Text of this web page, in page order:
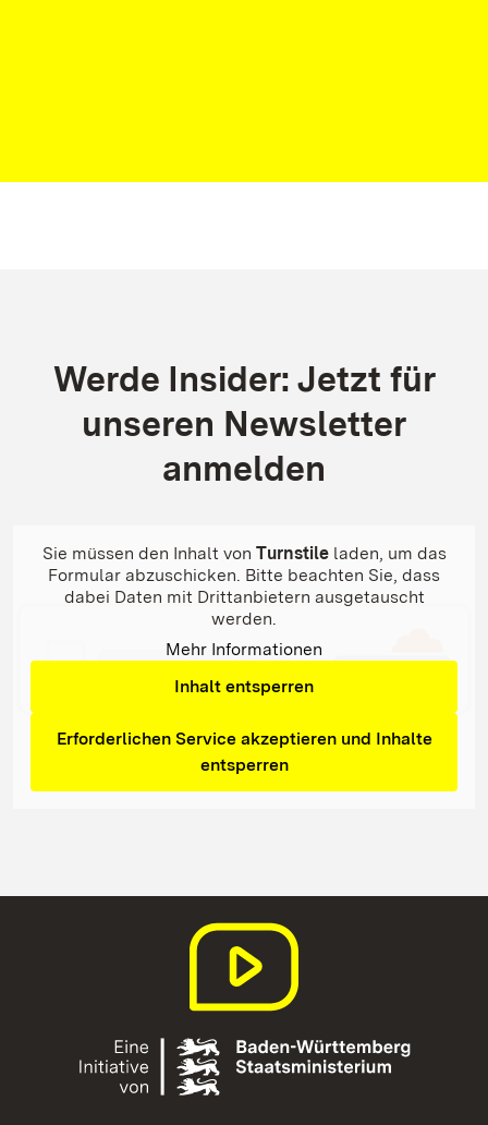
Kontakt
Werde Insider: Jetzt für
unseren Newsletter
anmelden
Sie müssen den Inhalt von Turnstileladen, um das
Formular abzuschicken. Bitte beachten Sie, dass
dabei Daten mit Drittanbietern ausgetauscht
werden.
Mehr Informationen
Inhalt entsperren
Erforderlichen Service akzeptieren und Inhalte
entsperren